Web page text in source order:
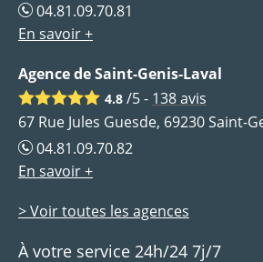
04.81.09.70.81
En savoir +
Agence de Saint-Genis-Laval
4.8 /5 - 138avis
67 Rue Jules Guesde, 69230 Saint-
04.81.09.70.82
En savoir +
> Voir toutes les agences
À votre service 24h/24 7j/7